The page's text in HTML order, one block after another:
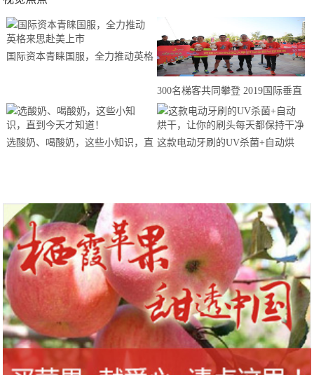
国际资本青睐国服，全力推动英格
300名梯客共同攀登 2019国际垂直
马拉松超级精英赛顺德海骏达中心
站欢乐开跑
选酸奶、喝酸奶，这些小知识，直 这款电动牙刷的UV杀菌+自动烘